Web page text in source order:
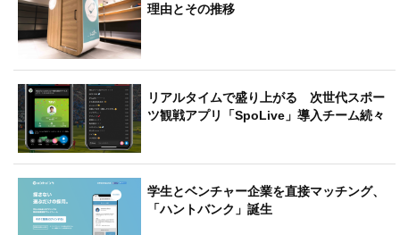
理由とその推移
リアルタイムで盛り上がる 次世代スポー
ツ観戦アプリ「SpoLive」導入チーム続々
学生とベンチャー企業を直接マッチング、
「ハントバンク」誕生